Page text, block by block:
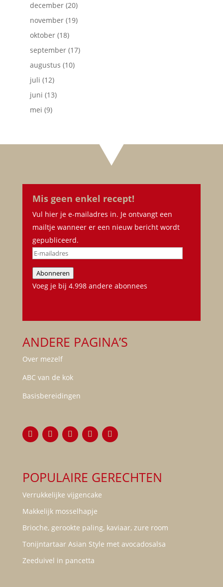
december(20)
november(19)
oktober(18)
september(17)
augustus (10)
juli (12)
juni (13)
mei (9)
Mis geen enkel recept!
Vul hier je e-mailadres in. Je ontvangt een
mailtje wanneer er een nieuw bericht wordt
gepubliceerd.
E-
mailadres
Abonneren
Voeg je bij 4.998 andere abonnees
ANDERE PAGINA’S
Over mezelf
ABC van de kok
Basisbereidingen
POPULAIRE GERECHTEN
Verrukkelijke vijgencake
Makkelijk mosselhapje
Brioche, gerookte paling, kaviaar, zure room
Tonijntartaar Asian Style met avocadosalsa
Zeeduivel in pancetta